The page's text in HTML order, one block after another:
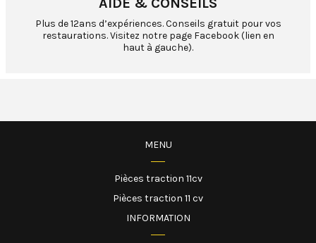
AIDE & CONSEILS
Plus de 12ans d’expériences. Conseils gratuit pour vos
restaurations. Visitez notre page Facebook (lien en
haut à gauche).
MENU
Pièces traction 11cv
Pièces traction 11 cv
INFORMATION